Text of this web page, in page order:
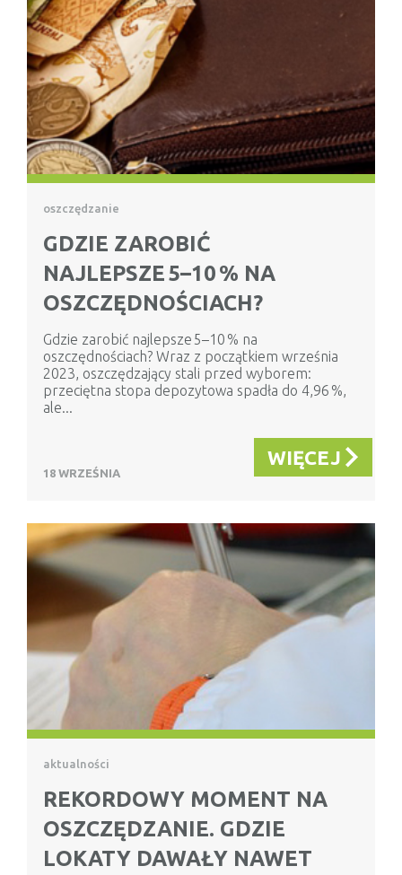
oszczędzanie
GDZIE ZAROBIĆ
NAJLEPSZE 5–10 % NA
OSZCZĘDNOŚCIACH?
Gdzie zarobić najlepsze 5–10 % na
oszczędnościach? Wraz z początkiem września
2023, oszczędzający stali przed wyborem:
przeciętna stopa depozytowa spadła do 4,96 %,
ale...
18 WRZEŚNIA
WIĘCEJ
aktualności
REKORDOWY MOMENT NA
OSZCZĘDZANIE. GDZIE
LOKATY DAWAŁY NAWET